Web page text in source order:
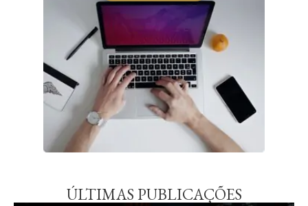
ÚLTIMAS PUBLICAÇÕES